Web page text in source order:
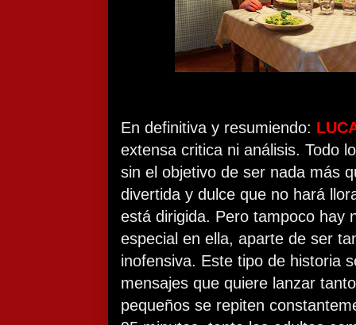
En definitiva y resumiendo:
extensa critica ni análisis. Todo
sin el objetivo de ser nada más
divertida y dulce que no hará
está dirigida. Pero tampoco hay
especial en ella, aparte de ser
inofensiva. Este tipo de historia
mensajes que quiere lanzar
pequeños se repiten